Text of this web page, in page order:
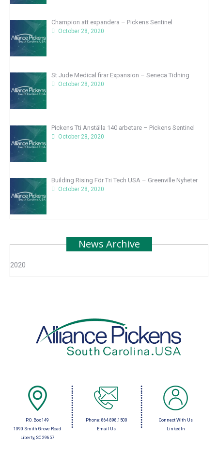
Champion att expandera – Pickens Sentinel
October 28, 2020
St Jude Medical firar Expansion – Seneca Tidning
October 28, 2020
Pickens Tti Anställa 140 arbetare – Pickens Sentinel
October 28, 2020
Building Rising För Tri Tech USA – Greenville Nyheter
October 28, 2020
News Archive
2020
P.O. Box 149
1390 Smith Grove Road
Liberty, SC 29657
Phone: 864.898.1500
Email Us
Connect With Us
LinkedIn